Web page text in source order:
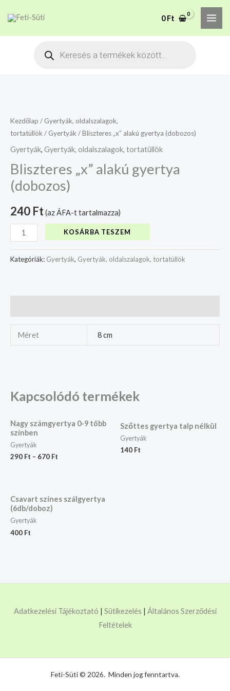
content
0Ft
Products
Kezdőlap / Gyertyák, oldalszalagok,
tortatüllök / Gyertyák / Bliszteres „x” alakú gyertya (dobozos)
Gyertyák, Gyertyák, oldalszalagok, tortatüllök
Bliszteres „x” alakú gyertya
(dobozos)
240 Ft(az ÁFA-t tartalmazza)
alakú
gyertya
(dobozos)
KOSÁRBA TESZEM
Kategóriák: Gyertyák, Gyertyák, oldalszalagok, tortatüllök
Méret 8 cm
Kapcsolódó termékek
Nagy számgyertya 0-9 több
színben
Gyertyák
290 Ft – 670 Ft
Szőttes gyertya talp nélkül
Gyertyák
140 Ft
Csavart színes szálgyertya
(6db/doboz)
Gyertyák
400 Ft
Adatkezelési Tájékoztató | Sütikezelés | Általános Szerződési
Feltételek
Feti-Süti © 2026. Minden jog fenntartva.
A mélyhűtött termékeket
csakis saját felelősségre
Megértettem